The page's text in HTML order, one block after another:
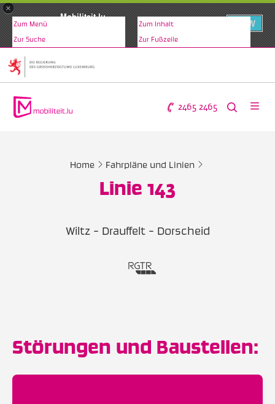
×
Mobiliteit.lu
VIEW
Zum Menü Zum Inhalt
Zur Suche Zur Fußzeile
2465 2465
Home Fahrpläne und Linien
Linie 143
Wiltz - Drauffelt - Dorscheid
Störungen und Baustellen: